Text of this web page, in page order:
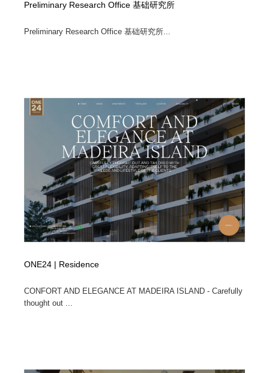
Preliminary Research Office 基础研究所
Preliminary Research Office 基础研究所...
ONE24 | Residence
CONFORT AND ELEGANCE AT MADEIRA ISLAND - Carefully
thought out ...